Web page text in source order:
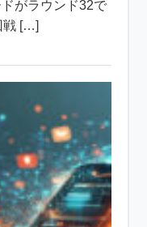
がラウンド32で
戦 […]